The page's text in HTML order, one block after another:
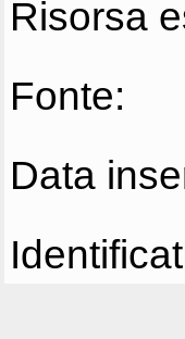
Risorsa
Fonte:
Data